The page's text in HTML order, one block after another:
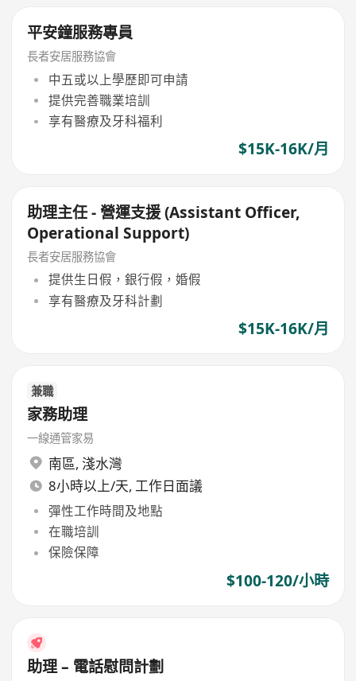
平安鐘服務專員
長者安居服務協會
中五或以上學歷即可申請
提供完善職業培訓
享有醫療及牙科福利
$15K-16K/月
助理主任 - 營運支援 (Assistant Officer,
Operational Support)
長者安居服務協會
提供生日假，銀行假，婚假
享有醫療及牙科計劃
$15K-16K/月
兼職
家務助理
一線通管家易
南區, 淺水灣
8小時以上/天, 工作日面議
彈性工作時間及地點
在職培訓
保險保障
$100-120/小時
助理 – 電話慰問計劃